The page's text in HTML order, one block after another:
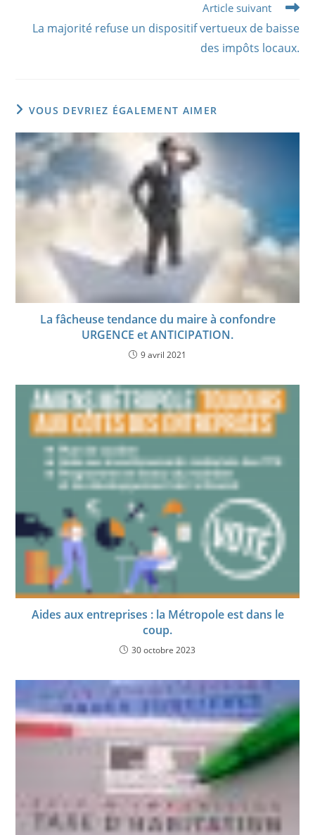
Article suivant
La majorité refuse un dispositif vertueux de baisse
des impôts locaux.
VOUS DEVRIEZ ÉGALEMENT AIMER
La fâcheuse tendance du maire à confondre
URGENCE et ANTICIPATION.
9 avril 2021
Aides aux entreprises : la Métropole est dans le
coup.
30 octobre 2023